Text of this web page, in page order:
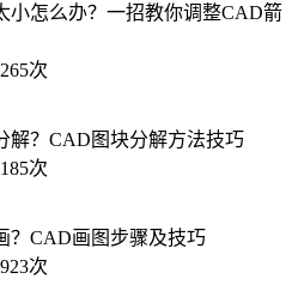
小怎么办？一招教你调整CAD箭
次
解？CAD图块分解方法技巧
次
？CAD画图步骤及技巧
次